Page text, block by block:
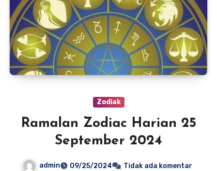
Zodiak
Ramalan Zodiac Harian 25
September 2024
admin 09/25/2024 Tidak ada komentar